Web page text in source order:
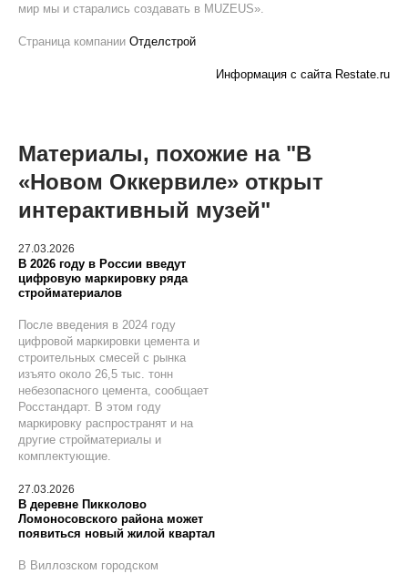
мир мы и старались создавать в MUZEUS».
Страница компании Отделстрой
Информация с сайта Restate.ru
Материалы, похожие на "В
«Новом Оккервиле» открыт
интерактивный музей"
27.03.2026
В 2026 году в России введут
цифровую маркировку ряда
стройматериалов
После введения в 2024 году
цифровой маркировки цемента и
строительных смесей с рынка
изъято около 26,5 тыс. тонн
небезопасного цемента, сообщает
Росстандарт. В этом году
маркировку распространят и на
другие стройматериалы и
комплектующие.
27.03.2026
В деревне Пикколово
Ломоносовского района может
появиться новый жилой квартал
В Виллозском городском